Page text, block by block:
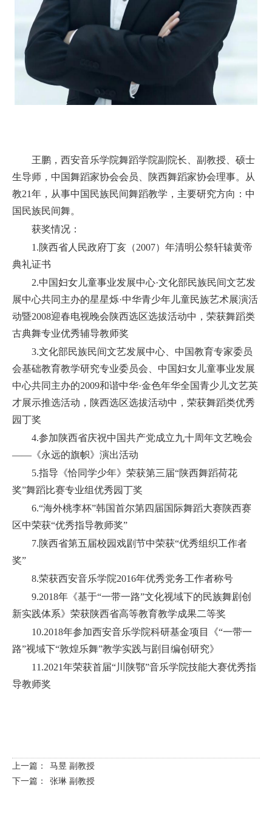
王鹏，西安音乐学院舞蹈学院副院长、副教授、硕士
生导师，中国舞蹈家协会会员、陕西舞蹈家协会理事。从
教21年，从事中国民族民间舞蹈教学，主要研究方向：中
国民族民间舞。
获奖情况：
1.陕西省人民政府丁亥（2007）年清明公祭轩辕黄帝
典礼证书
2.中国妇女儿童事业发展中心·文化部民族民间文艺发
展中心共同主办的星星烁·中华青少年儿童民族艺术展演活
动暨2008迎春电视晚会陕西选区选拔活动中，荣获舞蹈类
古典舞专业优秀辅导教师奖
3.文化部民族民间文艺发展中心、中国教育专家委员
会基础教育教学研究专业委员会、中国妇女儿童事业发展
中心共同主办的2009和谐中华·金色年华全国青少儿文艺英
才展示推选活动，陕西选区选拔活动中，荣获舞蹈类优秀
园丁奖
4.参加陕西省庆祝中国共产党成立九十周年文艺晚会
——《永远的旗帜》演出活动
5.指导《恰同学少年》荣获第三届“陕西舞蹈荷花
奖”舞蹈比赛专业组优秀园丁奖
6.“海外桃李杯”韩国首尔第四届国际舞蹈大赛陕西赛
区中荣获“优秀指导教师奖”
7.陕西省第五届校园戏剧节中荣获“优秀组织工作者
奖”
8.荣获西安音乐学院2016年优秀党务工作者称号
9.2018年《基于“一带一路”文化视域下的民族舞剧创
新实践体系》荣获陕西省高等教育教学成果二等奖
10.2018年参加西安音乐学院科研基金项目《“一带一
路”视域下“敦煌乐舞”教学实践与剧目编创研究》
11.2021年荣获首届“川陕鄂”音乐学院技能大赛优秀指
导教师奖
上一篇：
马昱 副教授
下一篇：
张琳 副教授